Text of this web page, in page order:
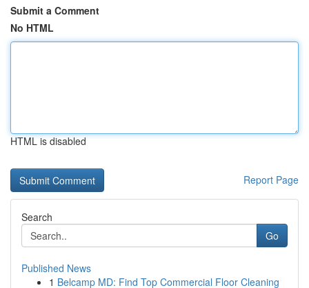
Submit a Comment
No HTML
HTML is disabled
Report Page
Search
Go
Published News
1 Belcamp MD: Find Top Commercial Floor Cleaning